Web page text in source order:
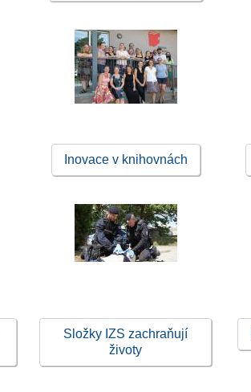
Inovace v knihovnách
Složky IZS zachraňují
životy